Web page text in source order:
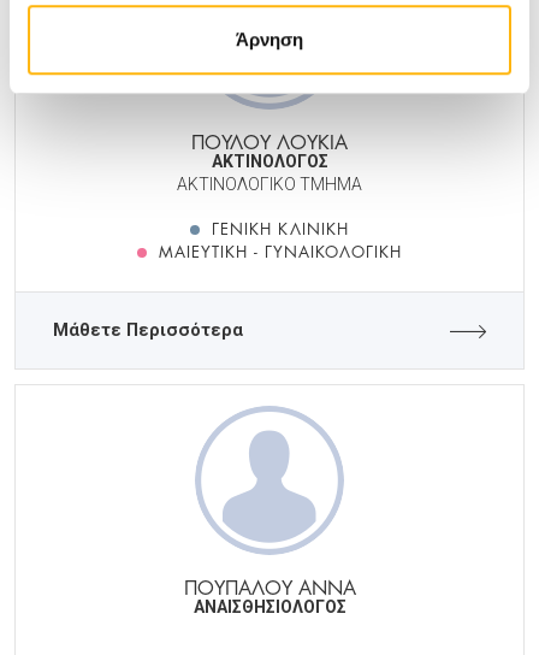
Άρνηση
ΠΟΥΛΟΥ ΛΟΥΚΙΑ
ΑΚΤΙΝΟΛΟΓΟΣ
ΑΚΤΙΝΟΛΟΓΙΚΟ ΤΜΗΜΑ
ΓΕΝΙΚΉ ΚΛΙΝΙΚΉ
ΜΑΙΕΥΤΙΚΉ - ΓΥΝΑΙΚΟΛΟΓΙΚΉ
Μάθετε Περισσότερα
ΠΟΥΠΑΛΟΥ ΑΝΝΑ
ΑΝΑΙΣΘΗΣΙΟΛΟΓΟΣ